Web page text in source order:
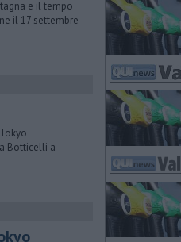
e il tempo
il 17 settembre
Botticelli a